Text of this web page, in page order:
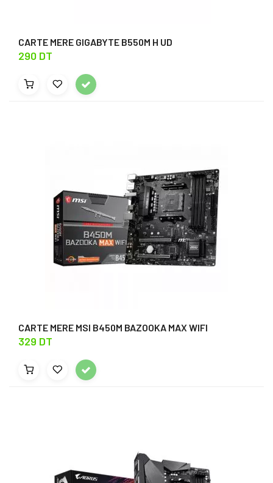
CARTE MERE GIGABYTE B550M H UD
290 DT
CARTE MERE MSI B450M BAZOOKA MAX WIFI
329 DT